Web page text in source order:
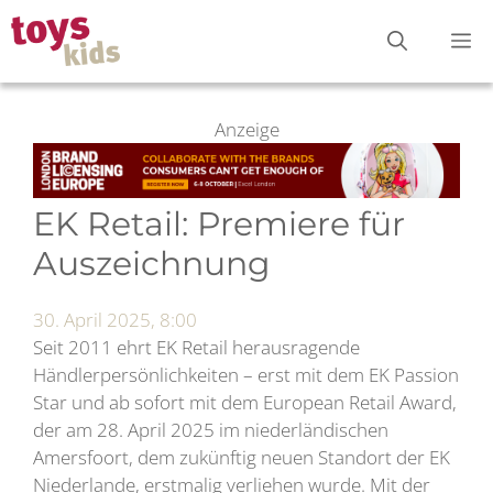
Zum
Inhalt
springen
Anzeige
EK Retail: Premiere für
Auszeichnung
30. April 2025, 8:00
Seit 2011 ehrt EK Retail herausragende
Händlerpersönlichkeiten – erst mit dem EK Passion
Star und ab sofort mit dem European Retail Award,
der am 28. April 2025 im niederländischen
Amersfoort, dem zukünftig neuen Standort der EK
Niederlande, erstmalig verliehen wurde. Mit der